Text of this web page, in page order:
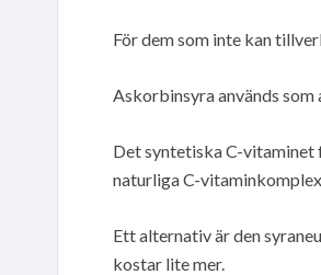
För dem som inte kan
Askorbinsyra används
Det syntetiska C-vitaminet
naturliga C-
Ett alternativ är den
kostar lite mer.